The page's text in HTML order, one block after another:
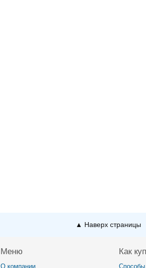
▲ Наверх страницы
Меню
О компании
Как